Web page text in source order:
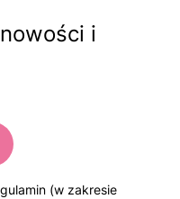
i
(w zakresie